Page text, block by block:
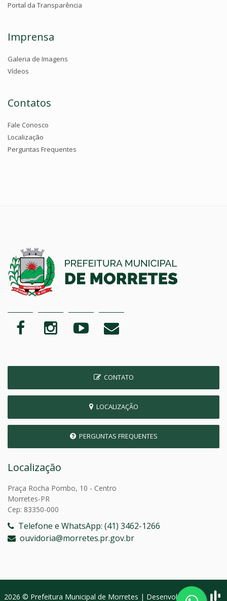
Portal da Transparência
Imprensa
Galeria de Imagens
Vídeos
Contatos
Fale Conosco
Localização
Perguntas Frequentes
CONTATO
LOCALIZAÇÃO
PERGUNTAS FREQUENTES
Localização
Praça Rocha Pombo, 10 - Centro
Morretes-PR
Cep: 83350-000
Telefone e WhatsApp: (41) 3462-1266
ouvidoria@morretes.pr.gov.br
2026 © Prefeitura Municipal de Morretes | Desenvolvido por: